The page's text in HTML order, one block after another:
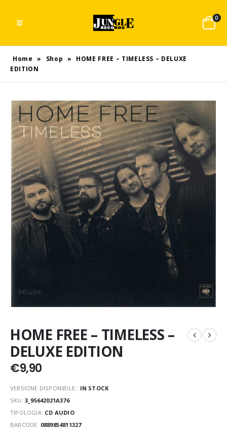
0
Home » Shop »
HOME FREE – TIMELESS – DELUXE
EDITION
HOME FREE – TIMELESS –
DELUXE EDITION
€9,90
VERSIONE DISPONIBILE:: IN STOCK
SKU: 3_95642021A376
TIPOLOGIA: CD AUDIO
BARCODE: 0889854811327